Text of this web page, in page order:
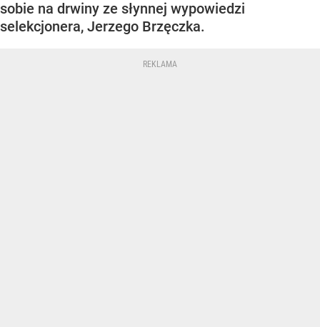
sobie na drwiny ze słynnej wypowiedzi
selekcjonera, Jerzego Brzęczka.